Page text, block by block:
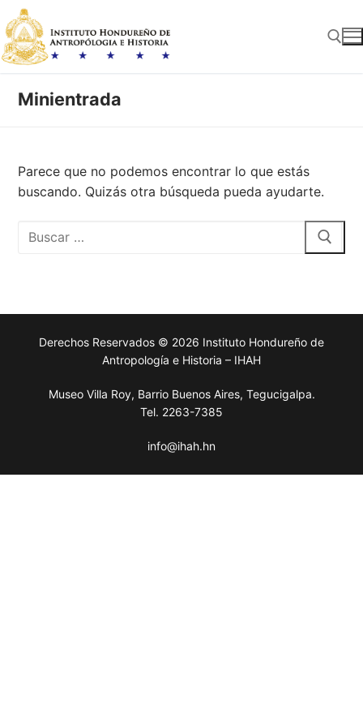
al
contenido
Minientrada
Parece que no podemos encontrar lo que estás
buscando. Quizás otra búsqueda pueda ayudarte.
Buscar:
Derechos Reservados © 2026 Instituto Hondureño de
Antropología e Historia – IHAH
Museo Villa Roy, Barrio Buenos Aires, Tegucigalpa.
Tel. 2263-7385
info@ihah.hn